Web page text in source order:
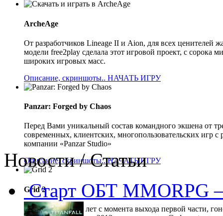
ArcheAge
От разработчиков Lineage II и Aion, для всех ценителей
модели free2play сделала этот игровой проект, с
широких игровых масс.
Описание, скриншоты.. НАЧАТЬ ИГРУ
Panzar: Forged by Chaos
Перед Вами уникальный состав командного экшена от
современных, клиентских, многопользовательских игр
компании «Panzar Studio»
Описание, скриншоты..НАЧАТЬ ИГРУ
Grid 2
Прошло 5 долгих лет с момента выхода первой части,
Новости / Статьи
Старт ОБТ MMORPG